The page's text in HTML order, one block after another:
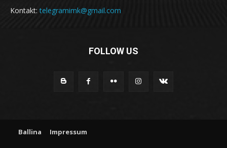
Kontakt:telegramimk@gmail.com
FOLLOW US
Ballina Impressum